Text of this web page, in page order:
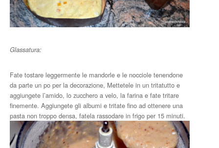
Glassatura:
Fate tostare leggermente le mandorle e le nocciole tenendone
da parte un po per la decorazione, Mettetele in un tritatutto e
aggiungete l’amido, lo zucchero a velo, la farina e fate tritare
finemente. Aggiungete gli albumi e tritate fino ad ottenere una
pasta non troppo densa, fatela rassodare in frigo per 15 minuti.